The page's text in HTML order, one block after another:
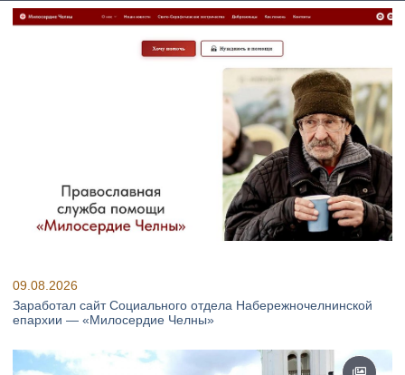
09.08.2026
Заработал сайт Социального отдела Набережночелнинской
епархии — «Милосердие Челны»